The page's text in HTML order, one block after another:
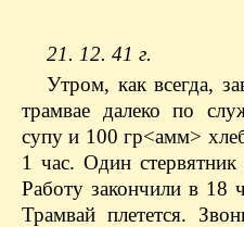
21. 12. 41 г.
Утром, как всегда,
трамвае далеко по
супу и 100 гр<амм>
1 час. Один
Работу закончили в 18
Трамвай плетется.